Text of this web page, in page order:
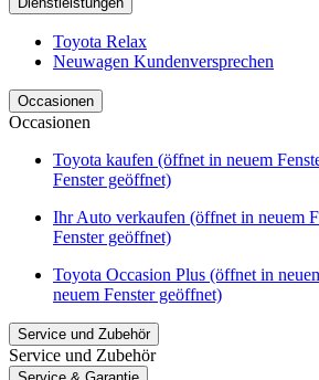
Toyota Relax
Neuwagen Kundenversprechen
Occasionen
Occasionen
Toyota kaufen (öffnet in neuem
Fenster geöffnet)
Ihr Auto verkaufen (öffnet in neuem
Fenster geöffnet)
Toyota Occasion Plus (öffnet in
neuem Fenster geöffnet)
Service und Zubehör
Service und Zubehör